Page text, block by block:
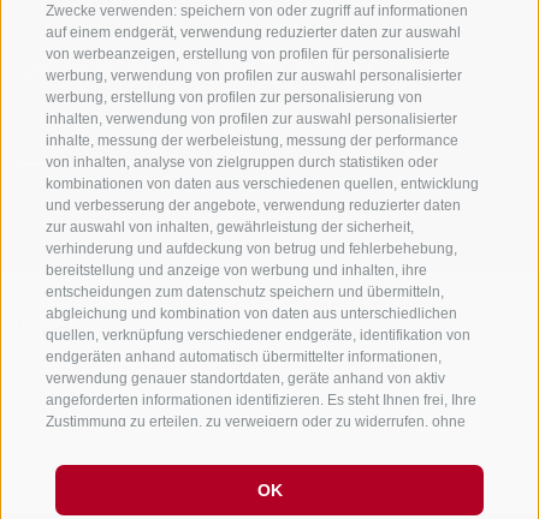
Zwecke verwenden: speichern von oder zugriff auf informationen
auf einem endgerät, verwendung reduzierter daten zur auswahl
von werbeanzeigen, erstellung von profilen für personalisierte
werbung, verwendung von profilen zur auswahl personalisierter
werbung, erstellung von profilen zur personalisierung von
inhalten, verwendung von profilen zur auswahl personalisierter
inhalte, messung der werbeleistung, messung der performance
von inhalten, analyse von zielgruppen durch statistiken oder
kombinationen von daten aus verschiedenen quellen, entwicklung
und verbesserung der angebote, verwendung reduzierter daten
zur auswahl von inhalten, gewährleistung der sicherheit,
verhinderung und aufdeckung von betrug und fehlerbehebung,
bereitstellung und anzeige von werbung und inhalten, ihre
entscheidungen zum datenschutz speichern und übermitteln,
abgleichung und kombination von daten aus unterschiedlichen
quellen, verknüpfung verschiedener endgeräte, identifikation von
endgeräten anhand automatisch übermittelter informationen,
verwendung genauer standortdaten, geräte anhand von aktiv
angeforderten informationen identifizieren. Es steht Ihnen frei, Ihre
Zustimmung zu erteilen, zu verweigern oder zu widerrufen, ohne
„Cookies akzeptieren" klicken, erklären Sie sich mit der
Verwendung von Cookies und ähnlichen Tools einverstanden.
Verwenden Sie die Schaltfläche „Einstellungen verwalten", um
OK
Sei jederzeit informiert und up to date!
NEWSLETTER
Unterkünfte
Residence/Ferienwohnung
Themen Service
GuestPass